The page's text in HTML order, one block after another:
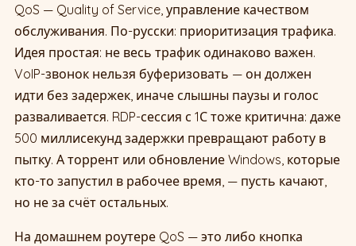
QoS — Quality of Service, управление качеством
обслуживания. По-русски: приоритизация трафика.
Идея простая: не весь трафик одинаково важен.
VoIP-звонок нельзя буферизовать — он должен
идти без задержек, иначе слышны паузы и голос
разваливается. RDP-сессия с 1С тоже критична: даже
500 миллисекунд задержки превращают работу в
пытку. А торрент или обновление Windows, которые
кто-то запустил в рабочее время, — пусть качают,
но не за счёт остальных.
На домашнем роутере QoS — это либо кнопка